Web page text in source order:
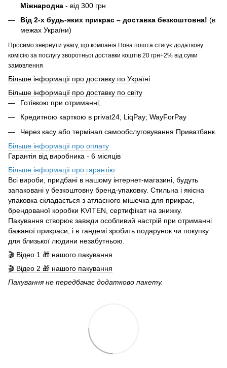
Міжнародна - від 300 грн
Від 2-х будь-яких прикрас – доставка безкоштовна! (в
межах України)
Просимо звернути увагу, що компанія Нова пошта стягує додаткову
комісію за послугу зворотньої доставки коштів 20 грн+2% від суми
замовлення
Більше інформації про доставку по Україні
Більше інформації про доставку по світу
Готівкою при отриманні;
Кредитною карткою в privat24, LiqPay; WayForPay
Через касу або термінал самообслуговування Приватбанк.
Більше інформації про оплату
Гарантія від виробника - 6 місяців
Більше інформації про гарантію
Всі вироби, придбані в нашому інтернет-магазині, будуть
запаковані у безкоштовну бренд-упаковку. Стильна і якісна
упаковка складається з атласного мішечка для прикрас,
брендованої коробки KVITEN, сертифікат на знижку.
Пакування створює завжди особливий настрій при отриманні
бажаної прикраси, і в тандемі зробить подарунок чи покупку
для близької людини незабутньою.
🎬 Відео 1 🎁 нашого пакування
🎬 Відео 2 🎁 нашого пакування
Пакування не передбачає додатково пакету.